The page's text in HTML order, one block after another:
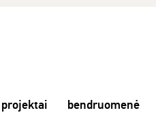
projektai bendruomenė